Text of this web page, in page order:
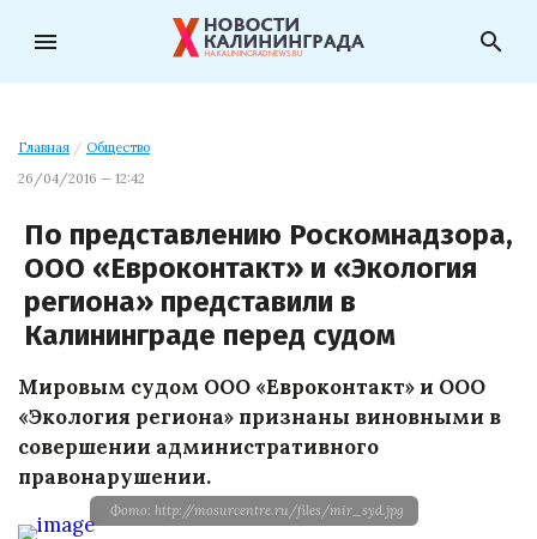
menu search
Главная / Общество
26/04/2016 — 12:42
По представлению Роскомнадзора,
ООО «Евроконтакт» и «Экология
региона» представили в
Калининграде перед судом
Мировым судом ООО «Евроконтакт» и ООО
«Экология региона» признаны виновными в
совершении административного
правонарушении.
Фото: http://mosurcentre.ru/files/mir_syd.jpg